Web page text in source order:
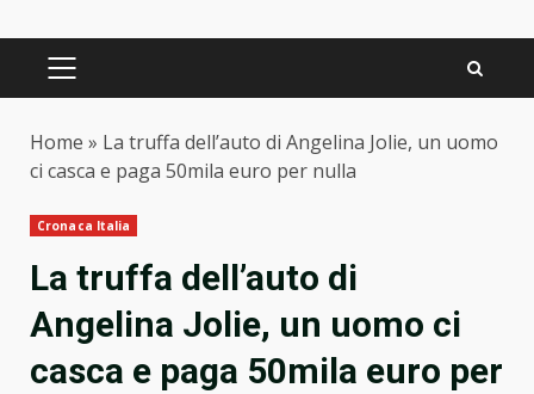
PRIMARY
Home » La truffa dell’auto di Angelina Jolie, un uomo
ci casca e paga 50mila euro per nulla
Cronaca Italia
La truffa dell’auto di
Angelina Jolie, un uomo ci
casca e paga 50mila euro per